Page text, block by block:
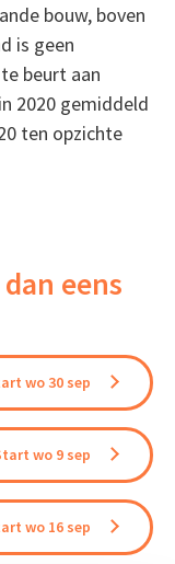
bouw, boven
is geen
beurt aan
2020 gemiddeld
ten opzichte
eens
wo 30 sep
wo 9 sep
wo 16 sep